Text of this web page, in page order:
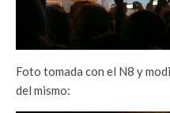
Foto tomada con el N8 y
del mismo: